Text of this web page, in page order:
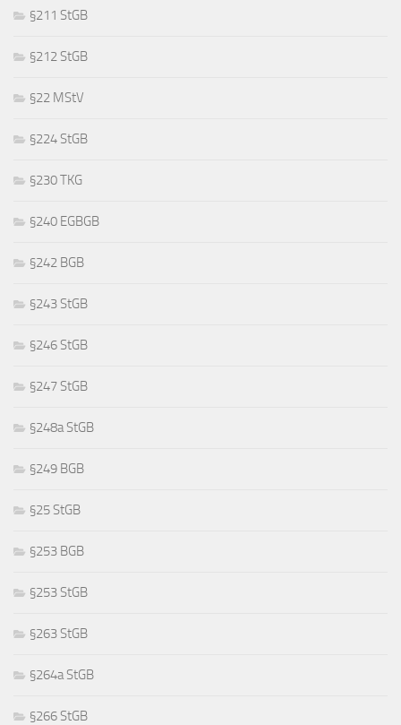
§211 StGB
§212 StGB
§22 MStV
§224 StGB
§230 TKG
§240 EGBGB
§242 BGB
§243 StGB
§246 StGB
§247 StGB
§248a StGB
§249 BGB
§25 StGB
§253 BGB
§253 StGB
§263 StGB
§264a StGB
§266 StGB